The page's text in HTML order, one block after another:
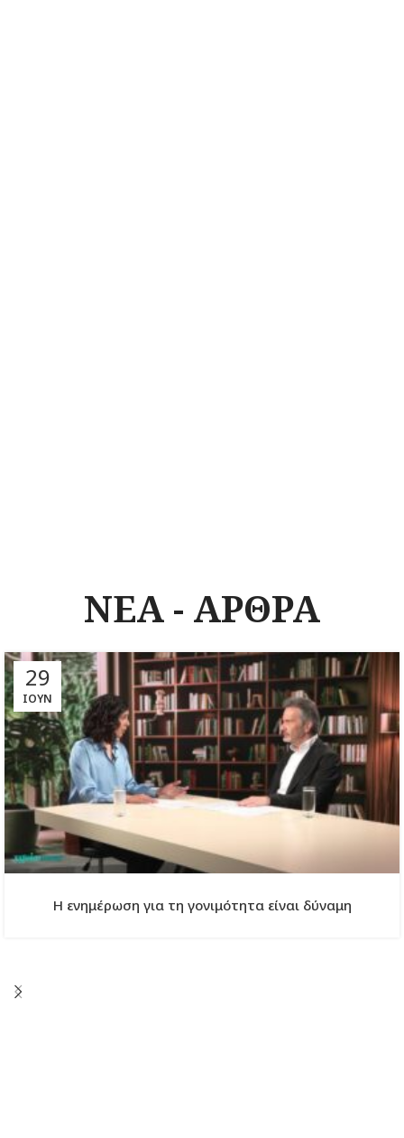
ΝΕΑ - ΑΡΘΡΑ
29
ΙΟΎΝ
Η ενημέρωση για τη γονιμότητα είναι δύναμη